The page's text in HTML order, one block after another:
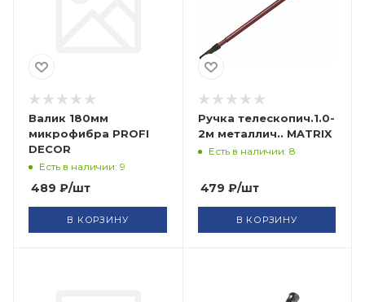
Валик 180мм
микрофибра PROFI
DECOR
Есть в наличии: 9
489 ₽/шт
В КОРЗИНУ
Ручка телескопич.1.0-
2м металлич.. MATRIX
Есть в наличии: 8
479 ₽/шт
В КОРЗИНУ